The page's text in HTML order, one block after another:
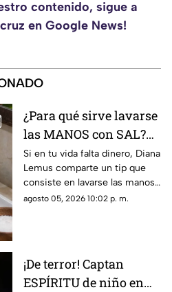
contenido, sigue a
en Google News!
¿Para qué sirve lavarse
las MANOS con SAL?
Este es su PODEROSO
EFECTO
Si en tu vida falta dinero, Diana
Lemus comparte un tip que
consiste en lavarse las manos
con sal. Aquí te contamos.
agosto 05, 2026 10:02 p. m.
¡De terror! Captan
ESPÍRITU de niño en